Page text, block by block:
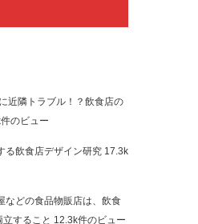
近隣トラブル！？飲食店の
のビュー
る飲食店デザイン研究 17.3k
などの食品物販店は、飲食
すること 12.3k件のビュー